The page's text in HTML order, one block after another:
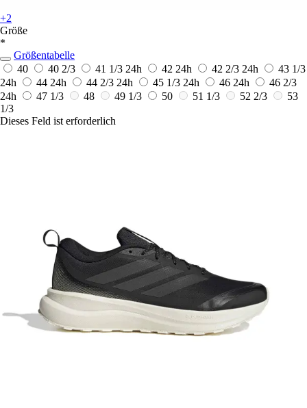
+2
Größe
*
Größentabelle
40
40 2/3 41 1/3 24h 42 24h 42 2/3 24h
43 1/3
24h
44 24h 44 2/3 24h 45 1/3 24h 46 24h
46 2/3
24h
47 1/3 48 49 1/3 50 51 1/3 52 2/3
53
1/3
Dieses Feld ist erforderlich